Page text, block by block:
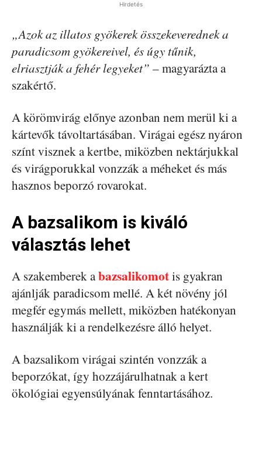
Hirdetés
„Azok az illatos gyökerek összekeverednek a
paradicsom gyökereivel, és úgy tűnik,
elriasztják a fehér legyeket” – magyarázta a
szakértő.
A körömvirág előnye azonban nem merül ki a
kártevők távoltartásában. Virágai egész nyáron
színt visznek a kertbe, miközben nektárjukkal
és virágporukkal vonzzák a méheket és más
hasznos beporzó rovarokat.
A bazsalikom is kiváló
választás lehet
A szakemberek abazsalikomotis gyakran
ajánlják paradicsom mellé. A két növény jól
megfér egymás mellett, miközben hatékonyan
használják ki a rendelkezésre álló helyet.
A bazsalikom virágai szintén vonzzák a
beporzókat, így hozzájárulhatnak a kert
ökológiai egyensúlyának fenntartásához.